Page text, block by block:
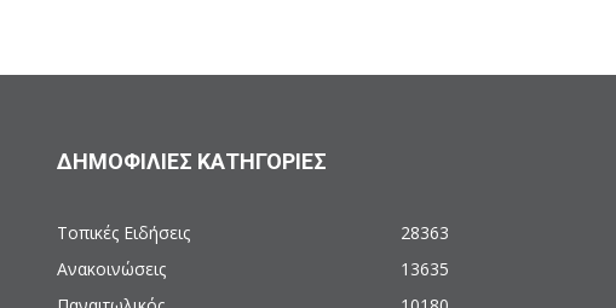
ΔΗΜΟΦΙΛΙΕΣ ΚΑΤΗΓΟΡΙΕΣ
Τοπικές Ειδήσεις
28363
Ανακοινώσεις
13635